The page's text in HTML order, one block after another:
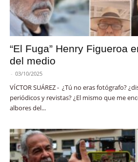
“El Fuga” Henry Figueroa
del medio
- 03/10/2025
VÍCTOR SUÁREZ - ¿Tú no eras fotógrafo?
periódicos y revistas? ¿El mismo que me
albores del...